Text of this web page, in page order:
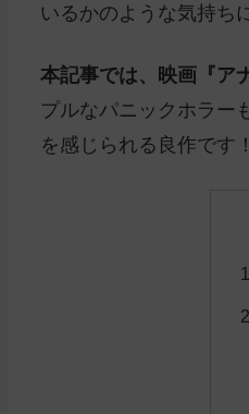
いるかのような気持ち
本記事では、映画『ア
プルなパニックホラー
を感じられる良作です！